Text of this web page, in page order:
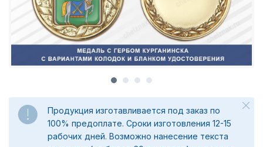
Продукция изготавливается под заказ по
100% предоплате. Сроки изготовления 12-15
рабочих дней. Возможно нанесение текста